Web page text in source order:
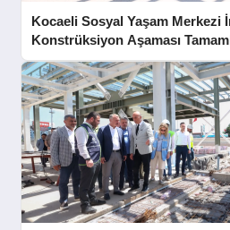
Kocaeli Sosyal Yaşam Merkezi
Konstrüksiyon Aşaması